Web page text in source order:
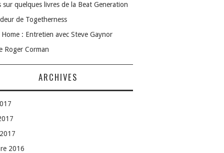
sur quelques livres de la Beat Generation
de Togetherness
: Entretien avec Steve Gaynor
Roger Corman
ARCHIVES
2016